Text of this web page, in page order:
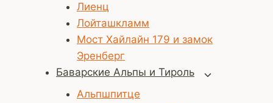
Лиенц
Лойташкламм
Мост Хайлайн 179 и замок
Эренберг
Баварские Альпы и Тироль
Альпшпитце